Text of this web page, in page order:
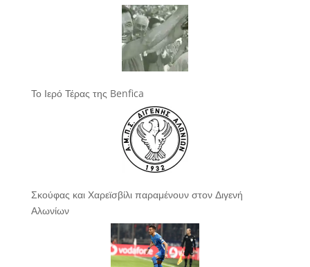
Το Ιερό Τέρας της Benfica
Σκούφας και Χαρεϊσβίλι παραμένουν στον Διγενή
Αλωνίων